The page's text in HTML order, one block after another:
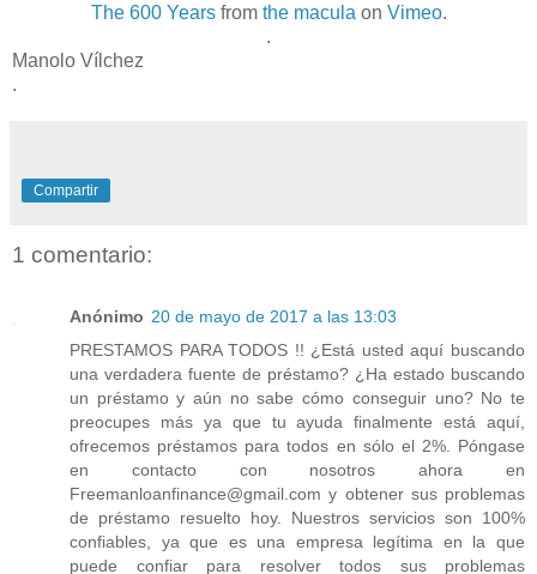
The 600 Yearsfrom the macula on Vimeo.
.
Manolo Vílchez
.
Compartir
1 comentario:
Anónimo 20 de mayo de 2017 a las 13:03
PRESTAMOS PARA TODOS !! ¿Está usted aquí buscando
una verdadera fuente de préstamo? ¿Ha estado buscando
un préstamo y aún no sabe cómo conseguir uno? No te
preocupes más ya que tu ayuda finalmente está aquí,
ofrecemos préstamos para todos en sólo el 2%. Póngase
en contacto con nosotros ahora en
Freemanloanfinance@gmail.com y obtener sus problemas
de préstamo resuelto hoy. Nuestros servicios son 100%
confiables, ya que es una empresa legítima en la que
puede confiar para resolver todos sus problemas